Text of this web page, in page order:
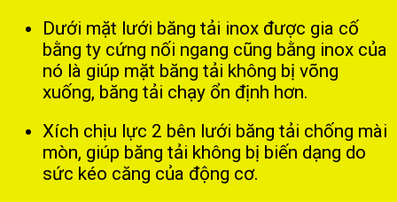
Dưới mặt lưới băng tải inox được gia cố
bằng ty cứng nối ngang cũng bằng inox của
nó là giúp mặt băng tải không bị võng
xuống, băng tải chạy ổn định hơn.
Xích chịu lực 2 bên lưới băng tải chống mài
mòn, giúp băng tải không bị biến dạng do
sức kéo căng của động cơ.